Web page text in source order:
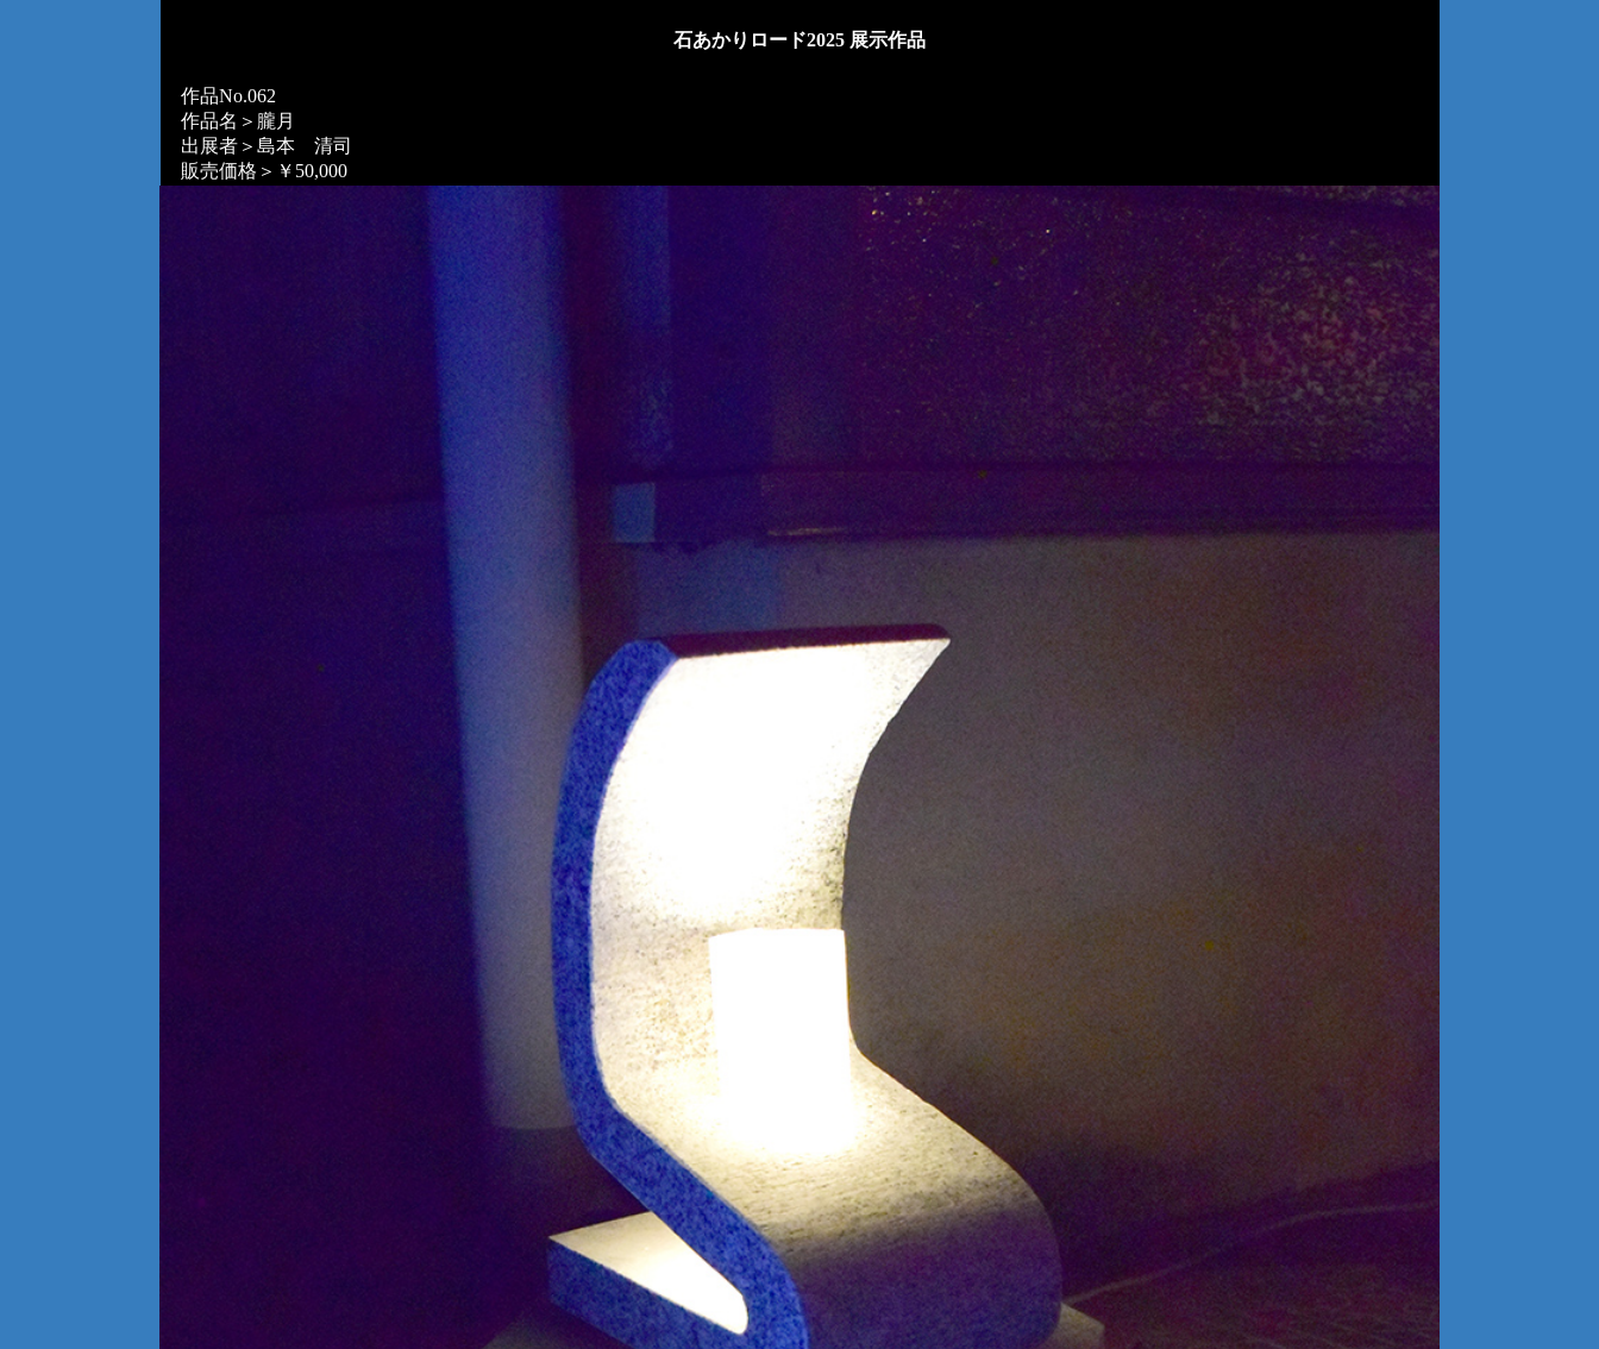
石あかりロード2025 展示作品
作品No.062
作品名＞朧月
出展者＞島本 清司
販売価格＞￥50,000